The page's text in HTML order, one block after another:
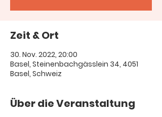
Zeit & Ort
30. Nov. 2022, 20:00
Basel, Steinenbachgässlein 34, 4051
Basel, Schweiz
Über die Veranstaltung